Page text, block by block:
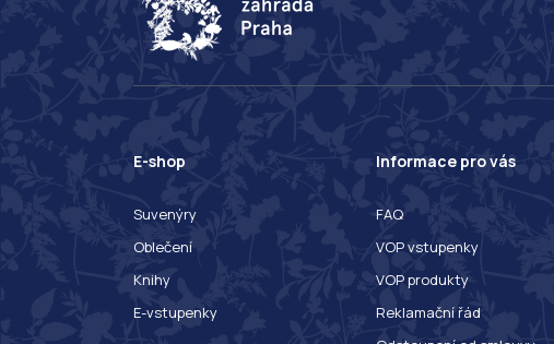
E-shop
Suvenýry
Oblečení
Knihy
E-vstupenky
Informace pro vás
FAQ
VOP vstupenky
VOP produkty
Reklamační řád